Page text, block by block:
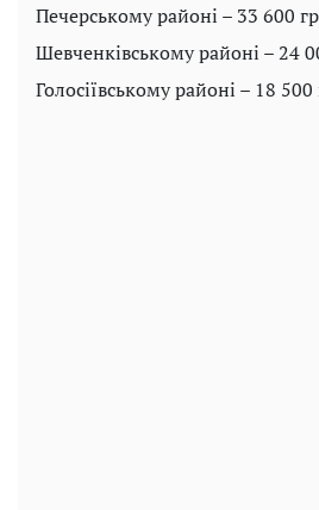
Печерському районі – 33 600
Шевченківському районі – 24
Голосіївському районі – 18 500